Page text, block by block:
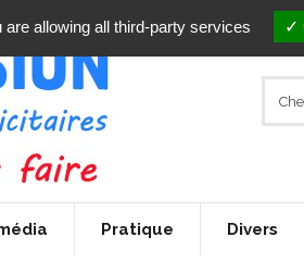
Pratique Divers
allowing all third-party services